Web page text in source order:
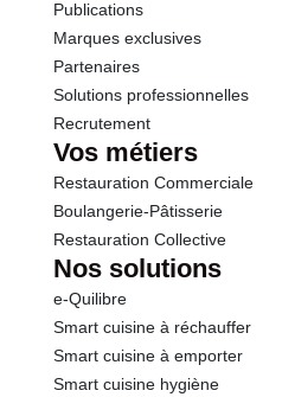
Publications
Marques exclusives
Partenaires
Solutions professionnelles
Recrutement
Vos métiers
Restauration Commerciale
Boulangerie-Pâtisserie
Restauration Collective
Nos solutions
e-Quilibre
Smart cuisine à réchauffer
Smart cuisine à emporter
Smart cuisine hygiène